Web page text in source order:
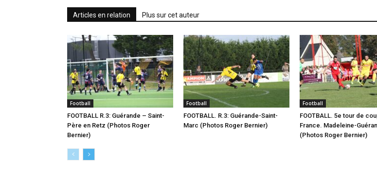
Articles en relation Plus sur cet auteur
Football
FOOTBALL R.3: Guérande – Saint-
Père en Retz (Photos Roger
Bernier)
Football
FOOTBALL. R.3: Guérande-Saint-
Marc (Photos Roger Bernier)
Football
FOOTBALL. 5e tour de
France. Madeleine-
(Photos Roger Bernier)